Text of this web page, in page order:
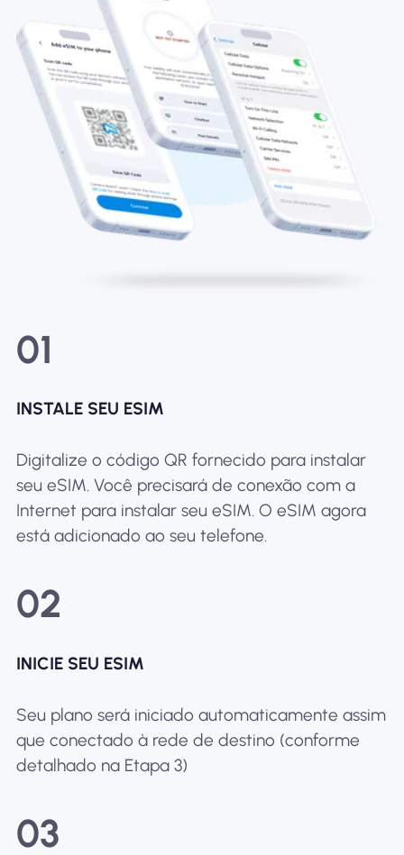
01
INSTALE SEU ESIM
Digitalize o código QR fornecido para instalar
seu eSIM. Você precisará de conexão com a
Internet para instalar seu eSIM. O eSIM agora
está adicionado ao seu telefone.
02
INICIE SEU ESIM
Seu plano será iniciado automaticamente assim
que conectado à rede de destino (conforme
detalhado na Etapa 3)
03